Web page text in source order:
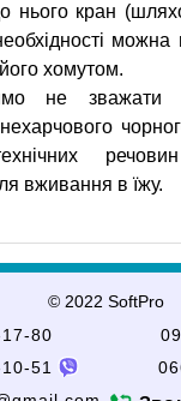
нього кран
можна
хомутом.
не зважати
вживання в їжу.
© 2022 SoftPro
80
51